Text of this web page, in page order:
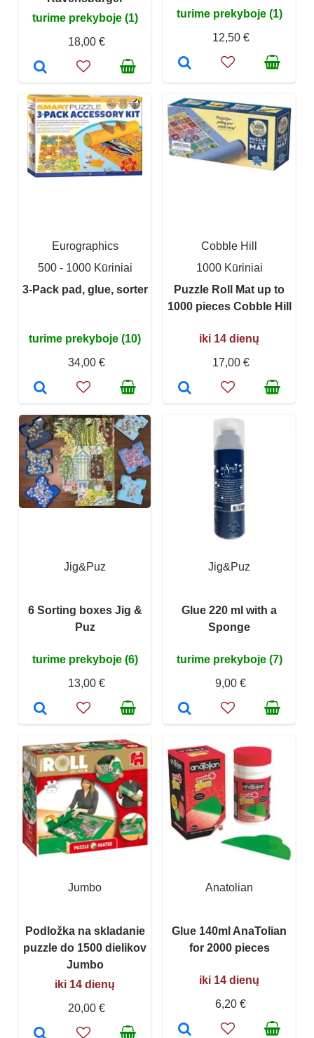
turime prekyboje (1)
18,00 €
turime prekyboje (1)
12,50 €
Eurographics
500 - 1000 Kūriniai
3-Pack pad, glue, sorter
turime prekyboje (10)
34,00 €
Cobble Hill
1000 Kūriniai
Puzzle Roll Mat up to
1000 pieces Cobble Hill
iki 14 dienų
17,00 €
Jig&Puz
6 Sorting boxes Jig &
Puz
turime prekyboje (6)
13,00 €
Jig&Puz
Glue 220 ml with a
Sponge
turime prekyboje (7)
9,00 €
Jumbo
Podložka na skladanie
puzzle do 1500 dielikov
Jumbo
iki 14 dienų
20,00 €
Anatolian
Glue 140ml AnaTolian
for 2000 pieces
iki 14 dienų
6,20 €